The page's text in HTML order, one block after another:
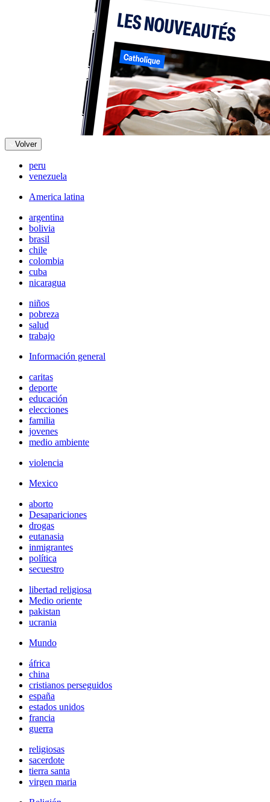
Volver
peru
venezuela
America latina
argentina
bolivia
brasil
chile
colombia
cuba
nicaragua
niños
pobreza
salud
trabajo
Información general
caritas
deporte
educación
elecciones
familia
jovenes
medio ambiente
violencia
Mexico
aborto
Desapariciones
drogas
eutanasia
inmigrantes
política
secuestro
libertad religiosa
Medio oriente
pakistan
ucrania
Mundo
áfrica
china
cristianos perseguidos
españa
estados unidos
francia
guerra
religiosas
sacerdote
tierra santa
virgen maria